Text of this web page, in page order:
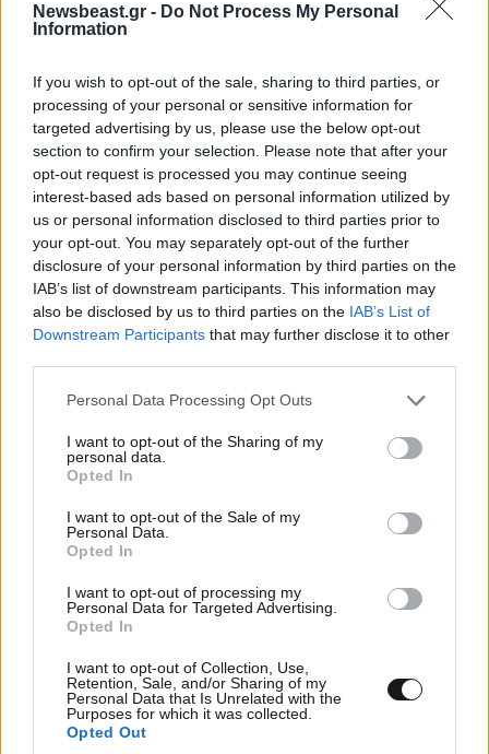
Newsbeast.gr - Do Not Process My Personal
Information
If you wish to opt-out of the sale, sharing to third parties, or
processing of your personal or sensitive information for
targeted advertising by us, please use the below opt-out
section to confirm your selection. Please note that after your
opt-out request is processed you may continue seeing
interest-based ads based on personal information utilized by
us or personal information disclosed to third parties prior to
your opt-out. You may separately opt-out of the further
disclosure of your personal information by third parties on the
IAB’s list of downstream participants. This information may
also be disclosed by us to third parties on the IAB’s List of
Downstream Participants that may further disclose it to other
Please note that this website/app uses one or more Google
not limited to your visit or usage behaviour. You may click to
grant or deny consent to Google and its third-party tags to
use your data for below specified purposes in below Google
consent section.
Personal Data Processing Opt Outs
I want to opt-out of the Sharing of my
personal data.
Opted In
I want to opt-out of the Sale of my
Personal Data.
Opted In
I want to opt-out of processing my
Personal Data for Targeted Advertising.
Opted In
I want to opt-out of Collection, Use,
Retention, Sale, and/or Sharing of my
Personal Data that Is Unrelated with the
Purposes for which it was collected.
Opted Out
ΠΡΟΣΘΕΣΤΕ ΤΟ ΣΧΟΛΙΟ ΣΑΣ
Xαρακτήρες: 0/1000
Που είναι.. 22·07·2025 15:31
Γεροτσολιάς, να τον υπερασπιστεί.
Απαντήστε